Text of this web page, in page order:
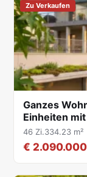
Zu Verkaufen
Ganzes
Einheiten
46 Zi.334.23 m²
€ 2.090.000